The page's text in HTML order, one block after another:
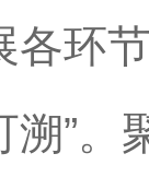
各环
溯”。